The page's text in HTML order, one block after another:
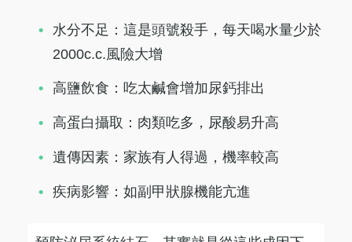
水分不足：這是頭號殺手，每天喝水量少於
2000c.c.風險大增
高鹽飲食：吃太鹹會增加尿鈣排出
高蛋白攝取：肉類吃多，尿酸易升高
遺傳因素：家族有人得過，機率較高
疾病影響：如副甲狀腺機能亢進